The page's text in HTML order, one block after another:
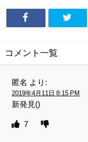
コメント一覧
匿名 より:
2019年4月11日 8:15 PM
新発見()
7